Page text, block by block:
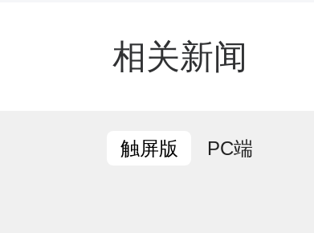
情怀深深植入了心田。
相关新闻
触屏版 PC端